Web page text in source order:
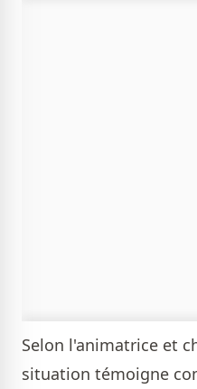
Selon l'animatrice et
situation témoigne